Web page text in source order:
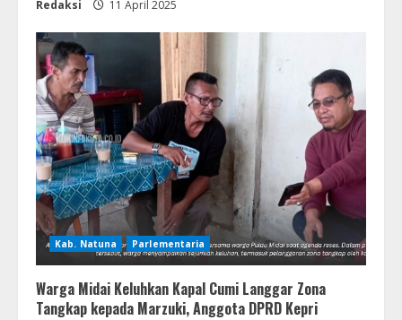
Redaksi 11 April 2025
Kab. Natuna Parlementaria
Warga Midai Keluhkan Kapal Cumi Langgar Zona
Tangkap kepada Marzuki, Anggota DPRD Kepri